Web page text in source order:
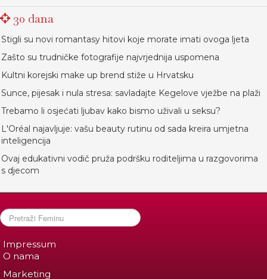
30 dana
Stigli su novi romantasy hitovi koje morate imati ovoga ljeta
Zašto su trudničke fotografije najvrjednija uspomena
Kultni korejski make up brend stiže u Hrvatsku
Sunce, pijesak i nula stresa: savladajte Kegelove vježbe na plaži
Trebamo li osjećati ljubav kako bismo uživali u seksu?
L'Oréal najavljuje: vašu beauty rutinu od sada kreira umjetna
inteligencija
Ovaj edukativni vodič pruža podršku roditeljima u razgovorima
s djecom
Impressum
O nama
Marketing